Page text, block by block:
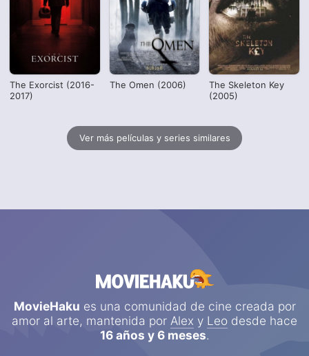
The Exorcist (2016-
2017)
The Omen (2006)
The Skeleton Key
(2005)
Ver más películas y series similares
MovieHaku es una comunidad de cine creada por
amor al arte, mantenida por Alex y Leo desde hace
16 años y 6 meses.